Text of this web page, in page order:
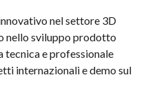
nel settore 3D
nello sviluppo prodotto
e professionale
internazionali e demo sul